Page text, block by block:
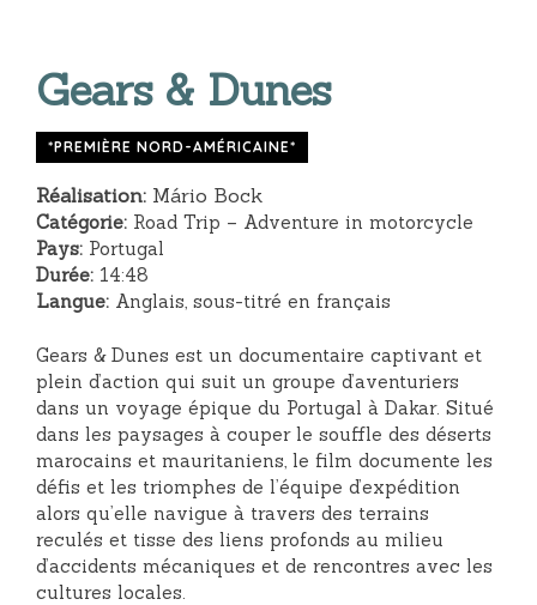
Gears & Dunes
*PREMIÈRE NORD-AMÉRICAINE*
Réalisation: Mário Bock
Catégorie: Road Trip – Adventure in motorcycle
Pays: Portugal
Durée: 14:48
Langue: Anglais, sous-titré en français
Gears & Dunes est un documentaire captivant et
plein d’action qui suit un groupe d’aventuriers
dans un voyage épique du Portugal à Dakar. Situé
dans les paysages à couper le souffle des déserts
marocains et mauritaniens, le film documente les
défis et les triomphes de l’équipe d’expédition
alors qu’elle navigue à travers des terrains
reculés et tisse des liens profonds au milieu
d’accidents mécaniques et de rencontres avec les
cultures locales.